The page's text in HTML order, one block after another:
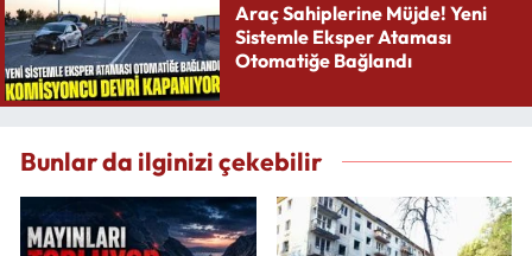
Araç Sahiplerine Müjde! Yeni
Sistemle Eksper Ataması
Otomatiğe Bağlandı
Bunlar da ilginizi çekebilir